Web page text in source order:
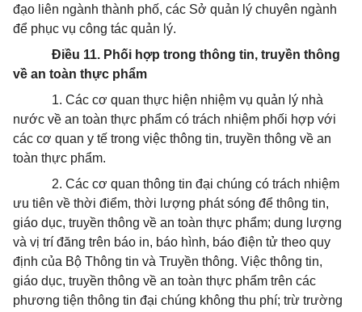
đạo liên ngành thành phố, các Sở quản lý chuyên ngành
để phục vụ công tác quản lý.
Điều 11. Phối hợp trong thông tin, truyền thông
về an toàn thực phẩm
1. Các cơ quan thực hiện nhiệm vụ quản lý nhà
nước về an toàn thực phẩm có trách nhiệm phối hợp với
các cơ quan y tế trong việc thông tin, truyền thông về an
toàn thực phẩm.
2. Các cơ quan thông tin đại chúng có trách nhiệm
ưu tiên về thời điểm, thời lượng phát sóng để thông tin,
giáo dục, truyền thông về an toàn thực phẩm; dung lượng
và vị trí đăng trên báo in, báo hình, báo điện tử theo quy
định của Bộ Thông tin và Truyền thông. Việc thông tin,
giáo dục, truyền thông về an toàn thực phẩm trên các
phương tiện thông tin đại chúng không thu phí; trừ trường